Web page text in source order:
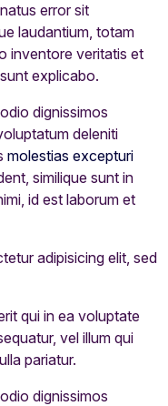
error sit
laudantium, totam
inventore veritatis et
explicabo.
dignissimos
deleniti
molestias excepturi
similique sunt in
id est laborum et
adipisicing elit, sed
qui in ea voluptate
vel illum qui
pariatur.
dignissimos